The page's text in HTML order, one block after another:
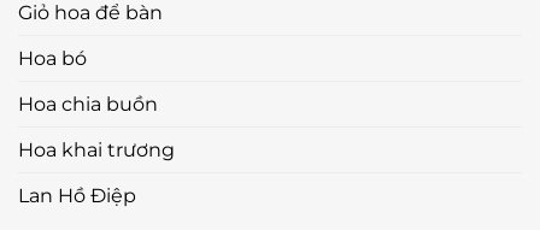
Giỏ hoa để bàn
Hoa bó
Hoa chia buồn
Hoa khai trương
Lan Hồ Điệp